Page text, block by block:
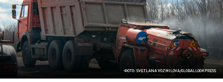
ФОТО: SVETLANA VOZMILOVA/GLOBALLOOKPRESS